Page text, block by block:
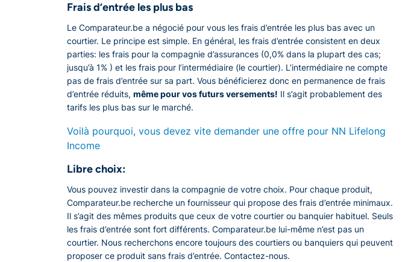
Frais d’entrée les plus bas
Le Comparateur.be a négocié pour vous les frais d’entrée les plus bas avec un
courtier. Le principe est simple. En général, les frais d’entrée consistent en deux
parties: les frais pour la compagnie d’assurances (0,0% dans la plupart des cas;
jusqu’à 1% ) et les frais pour l’intermédiaire (le courtier). L’intermédiaire ne compte
pas de frais d’entrée sur sa part. Vous bénéficierez donc en permanence de frais
d’entrée réduits, même pour vos futurs versements! Il s’agit probablement des
tarifs les plus bas sur le marché.
Voilà pourquoi, vous devez vite demander une offre pour NN Lifelong
Income
Libre choix:
Vous pouvez investir dans la compagnie de votre choix. Pour chaque produit,
Comparateur.be recherche un fournisseur qui propose des frais d’entrée minimaux.
Il s’agit des mêmes produits que ceux de votre courtier ou banquier habituel. Seuls
les frais d’entrée sont fort différents. Comparateur.be lui-même n’est pas un
courtier. Nous recherchons encore toujours des courtiers ou banquiers qui peuvent
proposer ce produit sans frais d’entrée. Contactez-nous.